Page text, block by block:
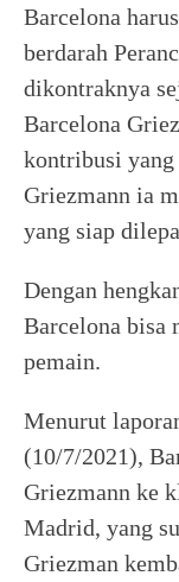
Barcelona
berdarah
dikontraknya
Barcelona
kontribusi
Griezmann ia
yang siap
Dengan
Barcelona bisa
pemain.
Menurut
(10/7/2021),
Griezmann ke
Madrid, yang
Griezman